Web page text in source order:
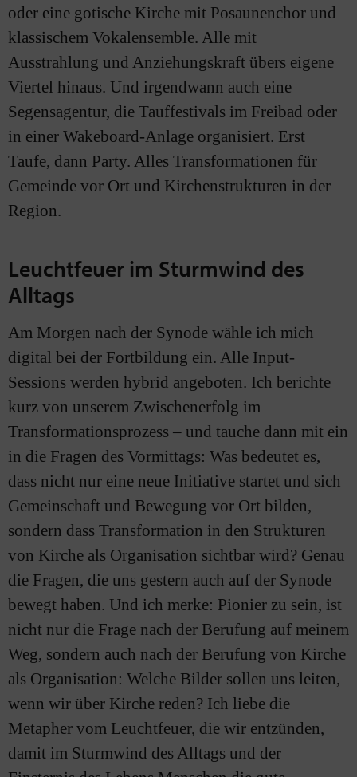
oder eine gotische Kirche mit Posaunenchor und
klassischem Vokalensemble. Alle mit
Ausstrahlung und Anziehungskraft übers eigene
Viertel hinaus. Und irgendwann auch eine
Segensagentur, die Tauffestivals im Freibad oder
in einer Wakeboard-Anlage organisiert. Erst
Taufe, dann Party. Alles Transformationen für
Gemeinde vor Ort und Kirchenstrukturen in der
Region.
Leuchtfeuer im Sturmwind des
Alltags
Am Morgen nach der Synode wähle ich mich
digital bei der Fortbildung ein. Alle Input-
Sessions werden hybrid angeboten. Ich berichte
kurz von unserem Zwischenerfolg im
Transformationsprozess – und tauche dann mit ein
in die Fragen des Vormittags: Was bedeutet es,
dass nicht nur eine neue Initiative startet und sich
Gemeinschaft und Bewegung vor Ort bilden,
sondern dass Transformation in den Strukturen
von Kirche als Organisation sichtbar wird? Genau
die Fragen, die uns gestern auch auf der Synode
bewegt haben. Und ich merke: Pionier zu sein, ist
nicht nur die Frage nach der Berufung auf meinem
Weg, sondern auch nach der Berufung von Kirche
als Organisation: Welche Bilder sollen uns leiten,
wenn wir über Kirche reden? Ich liebe die
Metapher vom Leuchtfeuer, die wir entzünden,
damit im Sturmwind des Alltags und der